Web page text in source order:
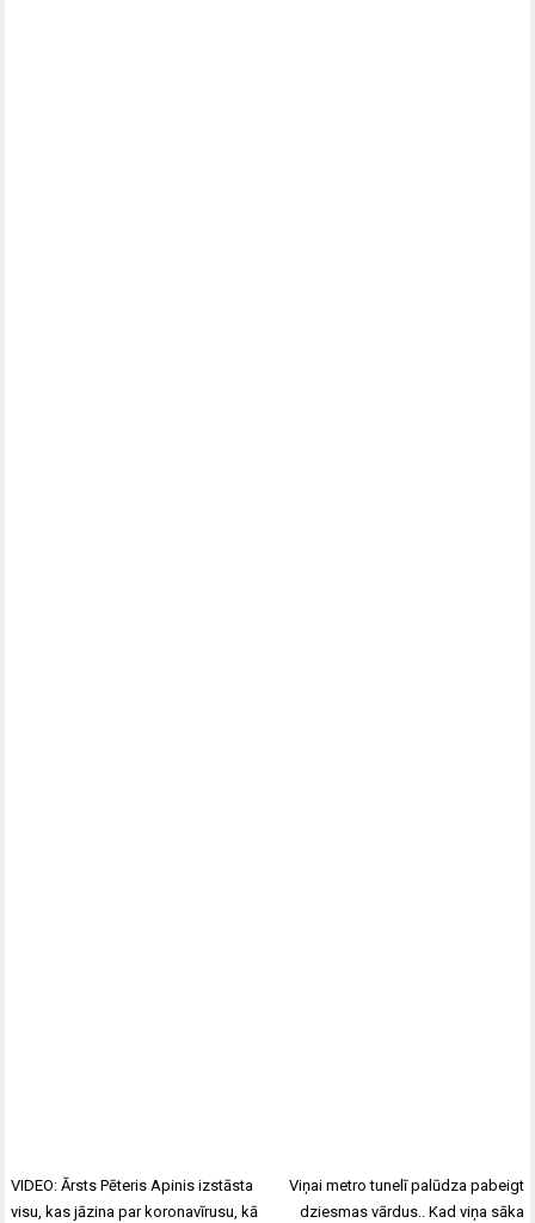
VIDEO: Ārsts Pēteris Apinis izstāsta
visu, kas jāzina par koronavīrusu, kā
Viņai metro tunelī palūdza pabeigt
dziesmas vārdus.. Kad viņa sāka